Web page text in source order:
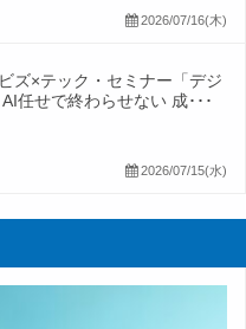
2026/07/16(木)
ズ×テック・セミナー「デジ
任せで終わらせない 成･･･
2026/07/15(水)